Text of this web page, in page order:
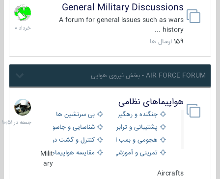
General Military Discussions
A forum for general issues such as wars
history ...
159 ارسال ها
10
خرداد
1400
AIR FORCE FORUM - بخش نیروی هوایی
هواپیماهای نظامی
جنگنده و رهگیر
بی سرنشین ها
پشتیبانی و ترابری
شناسایی و جاسوسی
هجومی و بمب افکن
کنترل و گشت دریایی
تمرینی و آموزشی
مقایسه هواپیماهاMilit
ary
Aircrafts
جمعه
در
10:51